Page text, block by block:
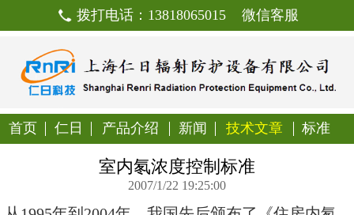
拨打电话：13818065015
产品介绍